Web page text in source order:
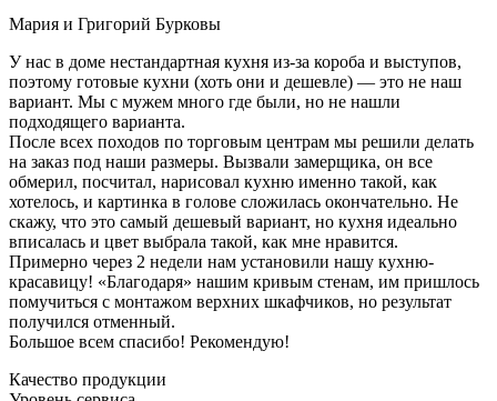
Мария и Григорий Бурковы
У нас в доме нестандартная кухня из-за короба и выступов,
поэтому готовые кухни (хоть они и дешевле) — это не наш
вариант. Мы с мужем много где были, но не нашли
подходящего варианта.
После всех походов по торговым центрам мы решили делать
на заказ под наши размеры. Вызвали замерщика, он все
обмерил, посчитал, нарисовал кухню именно такой, как
хотелось, и картинка в голове сложилась окончательно. Не
скажу, что это самый дешевый вариант, но кухня идеально
вписалась и цвет выбрала такой, как мне нравится.
Примерно через 2 недели нам установили нашу кухню-
красавицу! «Благодаря» нашим кривым стенам, им пришлось
помучиться с монтажом верхних шкафчиков, но результат
получился отменный.
Большое всем спасибо! Рекомендую!
Качество продукции